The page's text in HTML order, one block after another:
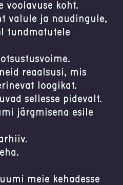
voolavuse koht.
valule ja naudingule,
tundmatutele
reaalsusi, mis
loogikat.
sellesse pidevalt.
järgmisena esile
meie kehadesse